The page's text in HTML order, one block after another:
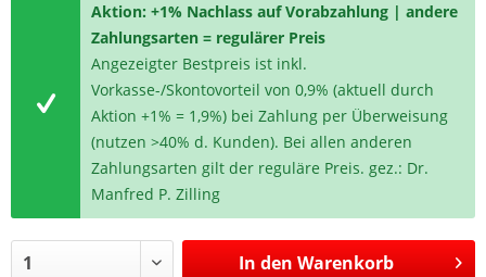
Aktion: +1% Nachlass auf Vorabzahlung | andere
Zahlungsarten = regulärer Preis
Angezeigter Bestpreis ist inkl.
Vorkasse-/Skontovorteil von 0,9% (aktuell durch
Aktion +1% = 1,9%) bei Zahlung per Überweisung
(nutzen >40% d. Kunden). Bei allen anderen
Zahlungsarten gilt der reguläre Preis. gez.: Dr.
Manfred P. Zilling
In den Warenkorb